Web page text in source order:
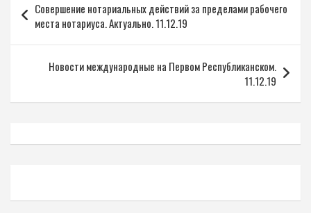
по
записям
Совершение нотариальных действий за пределами рабочего
места нотариуса. Актуально. 11.12.19
Новости международные на Первом Республиканском.
11.12.19